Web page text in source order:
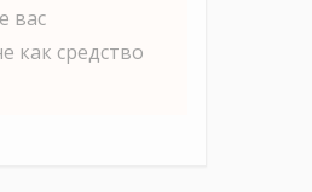
вас
как средство